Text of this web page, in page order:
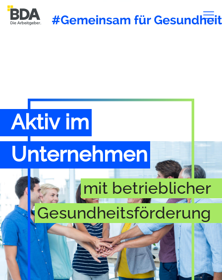
Aktiv im
Unternehmen
mit betrieblicher
Gesundheits­­förderung